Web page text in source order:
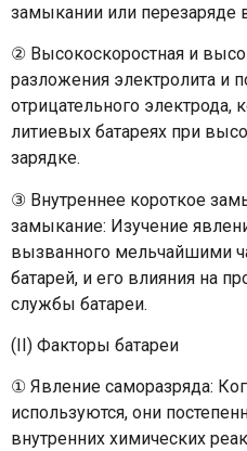
замыкании или перезаряде
② Высокоскоростная и
разложения электролита и
отрицательного электрода,
литиевых батареях при
зарядке.
③ Внутреннее короткое
замыкание: Изучение
вызванного мельчайшими
батарей, и его влияния на
службы батареи.
(II) Факторы батареи
① Явление саморазряда:
используются, они
внутренних химических